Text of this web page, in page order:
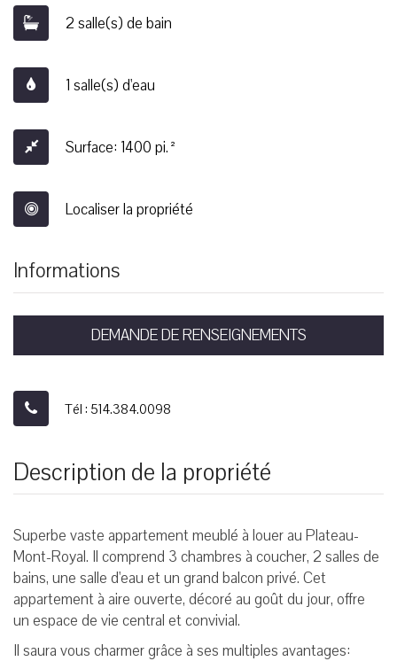
2 salle(s) de bain
1 salle(s) d'eau
Surface: 1400 pi.²
Localiser la propriété
Informations
DEMANDE DE RENSEIGNEMENTS
Tél : 514.384.0098
Description de la propriété
Superbe vaste appartement meublé à louer au Plateau-
Mont-Royal. Il comprend 3 chambres à coucher, 2 salles de
bains, une salle d'eau et un grand balcon privé. Cet
appartement à aire ouverte, décoré au goût du jour, offre
un espace de vie central et convivial.
Il saura vous charmer grâce à ses multiples avantages: